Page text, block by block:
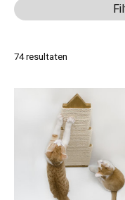
74resultaten